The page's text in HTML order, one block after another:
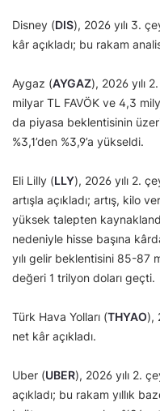
Disney (DIS), 2026 yılı 3.
kâr açıkladı; bu rakam
Aygaz (AYGAZ), 2026 yılı
milyar TL FAVÖK ve 4,3
da piyasa beklentisinin
%3,1’den %3,9’a yükseldi.
Eli Lilly (LLY), 2026 yılı 2.
artışla açıkladı; artış, kilo
yüksek talepten
nedeniyle hisse başına
yılı gelir beklentisini 85-87
değeri 1 trilyon doları geçti.
Türk Hava Yolları (THYAO),
net kâr açıkladı.
Uber (UBER), 2026 yılı 2.
açıkladı; bu rakam yıllık